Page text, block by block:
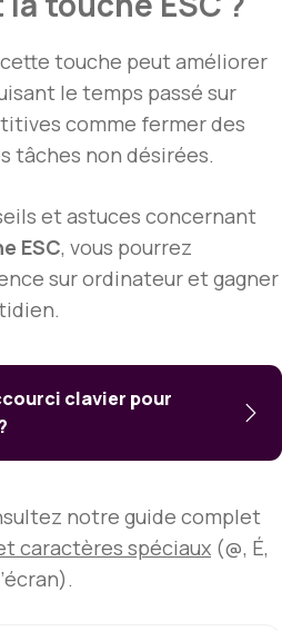
touche peut améliorer
le temps passé sur
comme fermer des
tâches non désirées.
et astuces concernant
ESC, vous pourrez
sur ordinateur et gagner
clavier pour
notre guide complet
caractères spéciaux (@, É,